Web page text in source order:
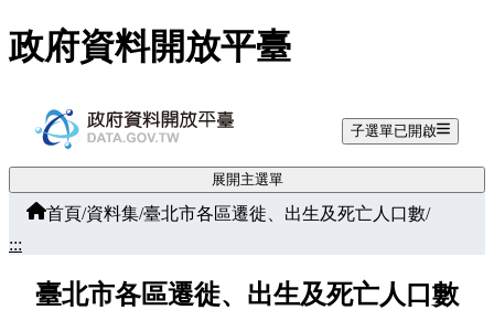
跳至主要內容
政府資料開放平臺
子選單已開啟
展開主選單
首頁/資料集/臺北市各區遷徙、出生及死亡人口數/
:::
臺北市各區遷徙、出生及死亡人口數